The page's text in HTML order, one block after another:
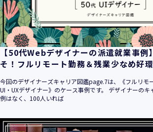
【50代Webデザイナーの派遣就業事例
そ！フルリモート勤務＆残業少なめ好
今回のデザイナーズキャリア図鑑page.7は、《フルリモ
UI・UXデザイナー》のケース事例です。 デザイナーの
例はなく、100人いれば